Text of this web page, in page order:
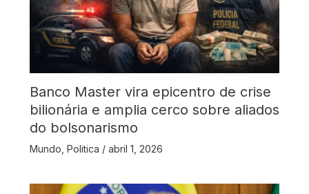
Banco Master vira epicentro de crise
bilionária e amplia cerco sobre aliados
do bolsonarismo
Mundo Politica / abril 1, 2026